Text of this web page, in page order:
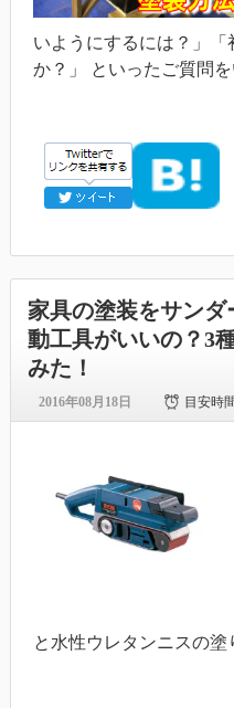
いようにするには？」
か？」 といったご質問
家具の塗装をサン
動工具がいいの？3
みた！
2016年08月18日 目安時
と水性ウレタンニスの